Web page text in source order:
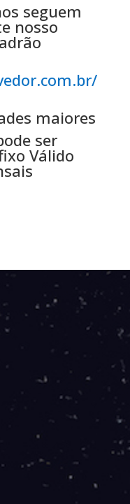
seguem
nosso
maiores
ser
Válido
Fibra